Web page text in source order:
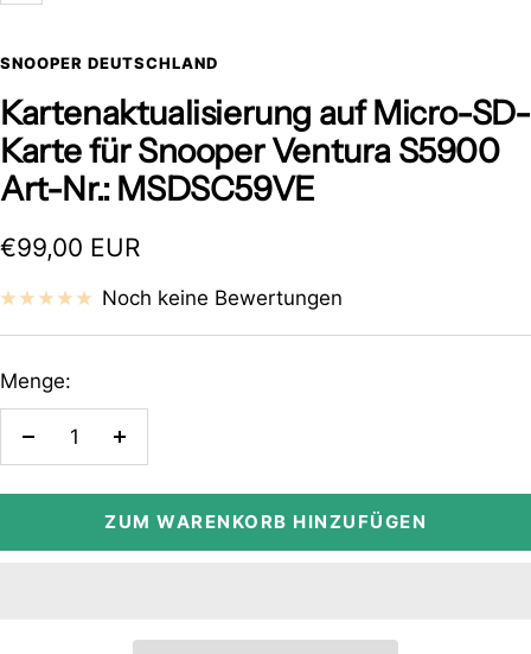
SNOOPER DEUTSCHLAND
Kartenaktualisierung auf Micro-SD-
Karte für Snooper Ventura S5900
Art-Nr.: MSDSC59VE
Angebotspreis
€99,00 EUR
Noch keine Bewertungen
Menge:
Menge
ZUM WARENKORB HINZUFÜGEN